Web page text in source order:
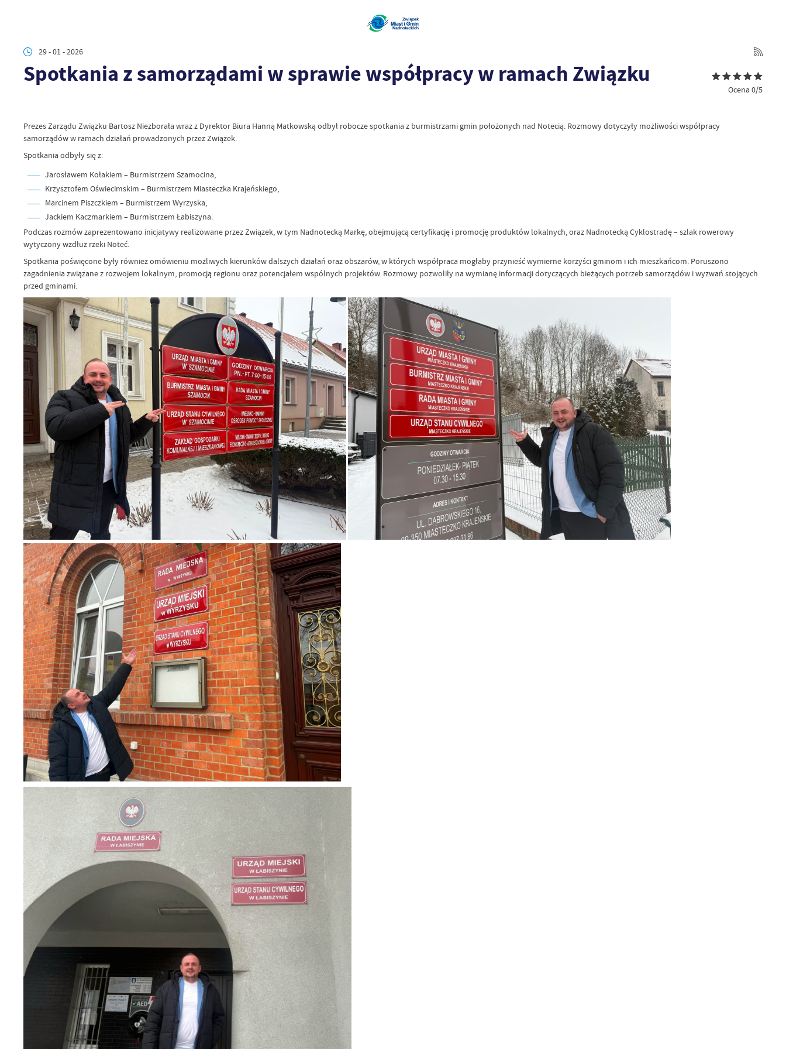
29 - 01 - 2026
Spotkania z samorządami w sprawie współpracy w ramach Związku
Ocena 0/5
Prezes Zarządu Związku Bartosz Niezborała wraz z Dyrektor Biura Hanną Matkowską odbył robocze spotkania z burmistrzami gmin położonych nad Notecią. Rozmowy dotyczyły możliwości współpracy
samorządów w ramach działań prowadzonych przez Związek.
Spotkania odbyły się z:
Jarosławem Kołakiem – Burmistrzem Szamocina,
Krzysztofem Oświecimskim – Burmistrzem Miasteczka Krajeńskiego,
Marcinem Piszczkiem – Burmistrzem Wyrzyska,
Jackiem Kaczmarkiem – Burmistrzem Łabiszyna.
Podczas rozmów zaprezentowano inicjatywy realizowane przez Związek, w tym Nadnotecką Markę, obejmującą certyfikację i promocję produktów lokalnych, oraz Nadnotecką Cyklostradę – szlak rowerowy
wytyczony wzdłuż rzeki Noteć.
Spotkania poświęcone były również omówieniu możliwych kierunków dalszych działań oraz obszarów, w których współpraca mogłaby przynieść wymierne korzyści gminom i ich mieszkańcom. Poruszono
zagadnienia związane z rozwojem lokalnym, promocją regionu oraz potencjałem wspólnych projektów. Rozmowy pozwoliły na wymianę informacji dotyczących bieżących potrzeb samorządów i wyzwań stojących
przed gminami.